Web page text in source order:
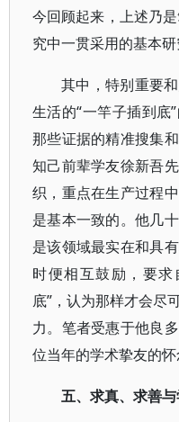
今回顾起来，上述乃
究中一贯采用的基本研
其中，特别重要
生活的“一竿子插到底
那些证据的精准搜集
知己前辈学友徐新吾
织，重点在生产过程
是基本一致的。他几
是该领域最实在和具
时便相互鼓励，要
底”，认为那样才会尽
力。笔者受惠于他良
位当年的学术挚友的怀
五、求真、求善